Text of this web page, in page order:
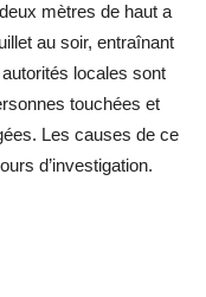
mètres de haut a
au soir, entraînant
locales sont
touchées et
Les causes de ce
d’investigation.